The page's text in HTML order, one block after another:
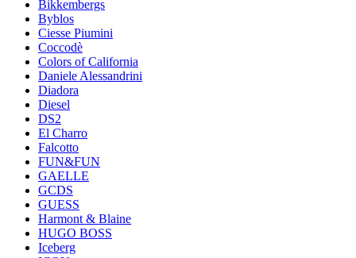
Bikkembergs
Byblos
Ciesse Piumini
Coccodè
Colors of California
Daniele Alessandrini
Diadora
Diesel
DS2
El Charro
Falcotto
FUN&FUN
GAELLE
GCDS
GUESS
Harmont & Blaine
HUGO BOSS
Iceberg